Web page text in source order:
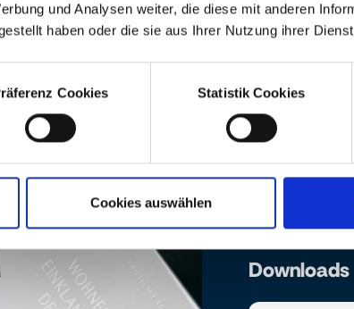
und Analysen weiter, die diese mit anderen
haben oder die sie aus Ihrer Nutzung ihrer
Cookies Statistik Cookies
Cookies auswählen
Downloads